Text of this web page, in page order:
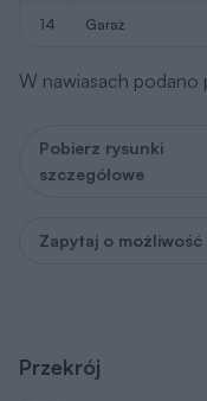
14 garaż
W nawiasach
Pobierz rysunki
szczegółowe
Zapytaj o możliwość
Przekrój